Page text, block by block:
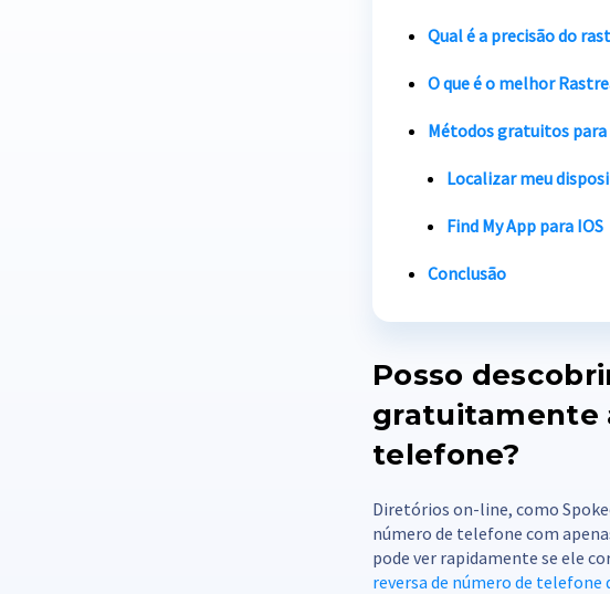
Qual é a precisão do
O que é o melhor
Métodos gratuitos
Localizar meu
Find My App para IOS
Conclusão
Posso
gratuitamente
telefone?
Diretórios on-line, como
número de telefone com
pode ver rapidamente se ele
reversa de número de telefone